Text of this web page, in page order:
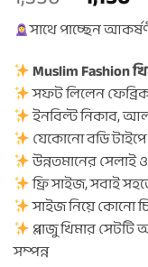
price
was:
1,350
সাথে পাচ্ছেন
Muslim Fashion
সফট লিলেন
ইনবিল্ট নিকাব,
যেকোনো বডি
উন্নতমানের সেলাই
ফ্রি সাইজ, সবাই
সাইজ নিয়ে কোনো
প্লাজু খিমার
সম্পন্ন